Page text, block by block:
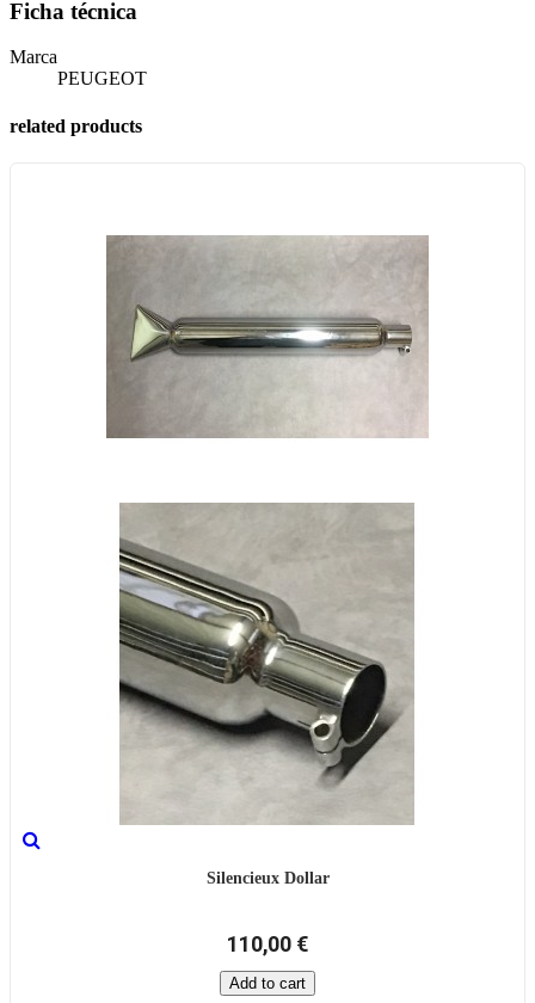
Ficha técnica
Marca
PEUGEOT
related products
Silencieux Dollar
110,00 €
Add to cart